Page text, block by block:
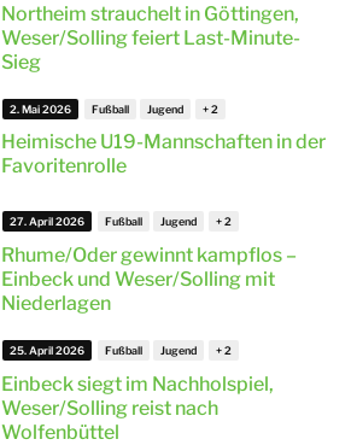
Northeim strauchelt in Göttingen,
Weser/Solling feiert Last-Minute-
Sieg
Heimische U19-Mannschaften in der
Favoritenrolle
2. Mai 2026 Fußball Jugend
Rhume/Oder gewinnt kampflos –
Einbeck und Weser/Solling mit
Niederlagen
27. April 2026 Fußball Jugend
Einbeck siegt im Nachholspiel,
Weser/Solling reist nach
Wolfenbüttel
25. April 2026 Fußball Jugend